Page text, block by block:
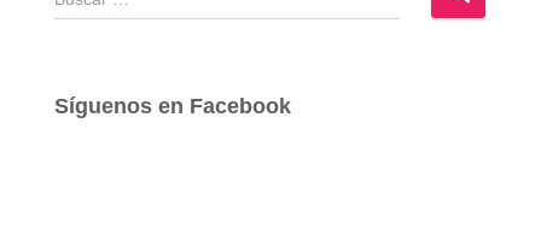
u
a
Síguenos en Facebook